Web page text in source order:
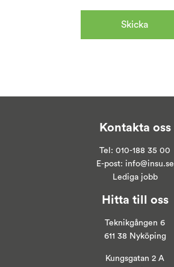
Kontakta oss
Tel: 010-188 35 00
E-post: info@insu.se
Lediga jobb
Hitta till oss
Teknikgången 6
611 38 Nyköping
Kungsgatan 2 A